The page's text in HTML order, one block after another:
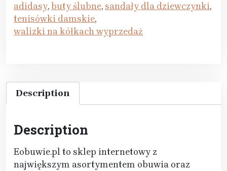
adidasy,buty ślubne,sandały dla dziewczynki,
tenisówki damskie,
walizki na kółkach wyprzedaż
Description
Description
Eobuwie.pl to sklep internetowy z
największym asortymentem obuwia oraz